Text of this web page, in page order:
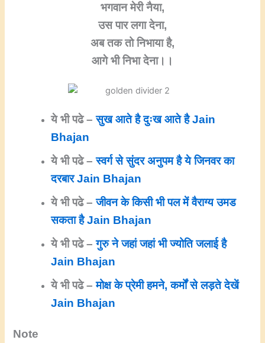
भगवान मेरी नैया,
उस पार लगा देना,
अब तक तो निभाया है,
आगे भी निभा देना।।
ये भी पढे –सुख आते है दुःख आते है Jain
Bhajan
ये भी पढे –स्वर्ग से सुंदर अनुपम है ये जिनवर का
दरबार Jain Bhajan
ये भी पढे –जीवन के किसी भी पल में वैराग्य उमड
सकता है Jain Bhajan
ये भी पढे –गुरु ने जहां जहां भी ज्योति जलाई है
Jain Bhajan
ये भी पढे –मोक्ष के प्रेमी हमने, कर्मों से लड़ते देखें
Jain Bhajan
Note